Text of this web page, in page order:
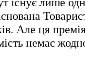
Але ця
немає